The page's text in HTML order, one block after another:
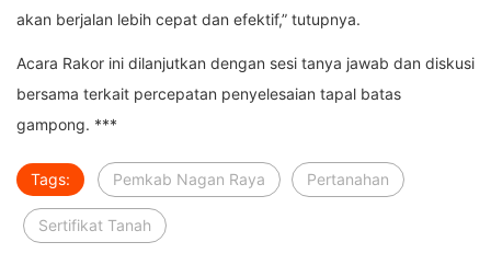
akan berjalan lebih cepat dan efektif,” tutupnya.
Acara Rakor ini dilanjutkan dengan sesi tanya jawab dan diskusi
bersama terkait percepatan penyelesaian tapal batas
gampong. ***
Tags: Pemkab Nagan Raya Pertanahan
Sertifikat Tanah